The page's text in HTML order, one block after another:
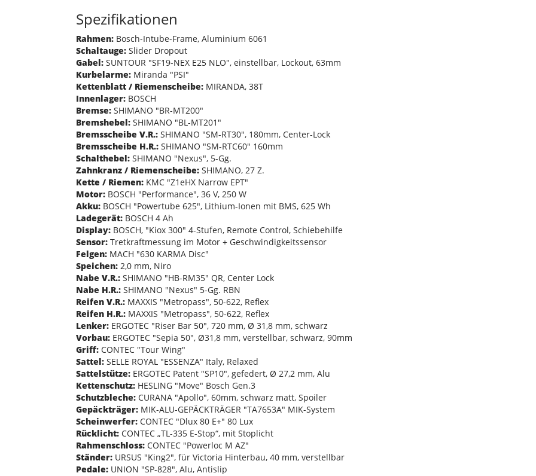
Spezifikationen
Rahmen: Bosch-Intube-Frame, Aluminium 6061
Schaltauge: Slider Dropout
Gabel: SUNTOUR "SF19-NEX E25 NLO", einstellbar, Lockout, 63mm
Kurbelarme: Miranda "PSI"
Kettenblatt / Riemenscheibe: MIRANDA, 38T
Innenlager: BOSCH
Bremse: SHIMANO "BR-MT200"
Bremshebel: SHIMANO "BL-MT201"
Bremsscheibe V.R.: SHIMANO "SM-RT30", 180mm, Center-Lock
Bremsscheibe H.R.: SHIMANO "SM-RTC60" 160mm
Schalthebel: SHIMANO "Nexus", 5-Gg.
Zahnkranz / Riemenscheibe: SHIMANO, 27 Z.
Kette / Riemen: KMC "Z1eHX Narrow EPT"
Motor: BOSCH "Performance", 36 V, 250 W
Akku: BOSCH "Powertube 625", Lithium-Ionen mit BMS, 625 Wh
Ladegerät: BOSCH 4 Ah
Display: BOSCH, "Kiox 300" 4-Stufen, Remote Control, Schiebehilfe
Sensor: Tretkraftmessung im Motor + Geschwindigkeitssensor
Felgen: MACH "630 KARMA Disc"
Speichen: 2,0 mm, Niro
Nabe V.R.: SHIMANO "HB-RM35" QR, Center Lock
Nabe H.R.: SHIMANO "Nexus" 5-Gg. RBN
Reifen V.R.: MAXXIS "Metropass", 50-622, Reflex
Reifen H.R.: MAXXIS "Metropass", 50-622, Reflex
Lenker: ERGOTEC "Riser Bar 50", 720 mm, Ø 31,8 mm, schwarz
Vorbau: ERGOTEC "Sepia 50", Ø31,8 mm, verstellbar, schwarz, 90mm
Griff: CONTEC "Tour Wing"
Sattel: SELLE ROYAL "ESSENZA" Italy, Relaxed
Sattelstütze: ERGOTEC Patent "SP10", gefedert, Ø 27,2 mm, Alu
Kettenschutz: HESLING "Move" Bosch Gen.3
Schutzbleche: CURANA "Apollo", 60mm, schwarz matt, Spoiler
Gepäckträger: MIK-ALU-GEPÄCKTRÄGER "TA7653A" MIK-System
Scheinwerfer: CONTEC "Dlux 80 E+" 80 Lux
Rücklicht: CONTEC „TL-335 E-Stop“, mit Stoplicht
Rahmenschloss: CONTEC "Powerloc M AZ"
Ständer: URSUS "King2", für Victoria Hinterbau, 40 mm, verstellbar
Pedale: UNION "SP-828", Alu, Antislip